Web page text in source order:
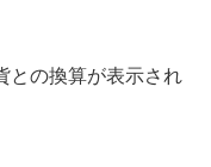
との換算が表示され